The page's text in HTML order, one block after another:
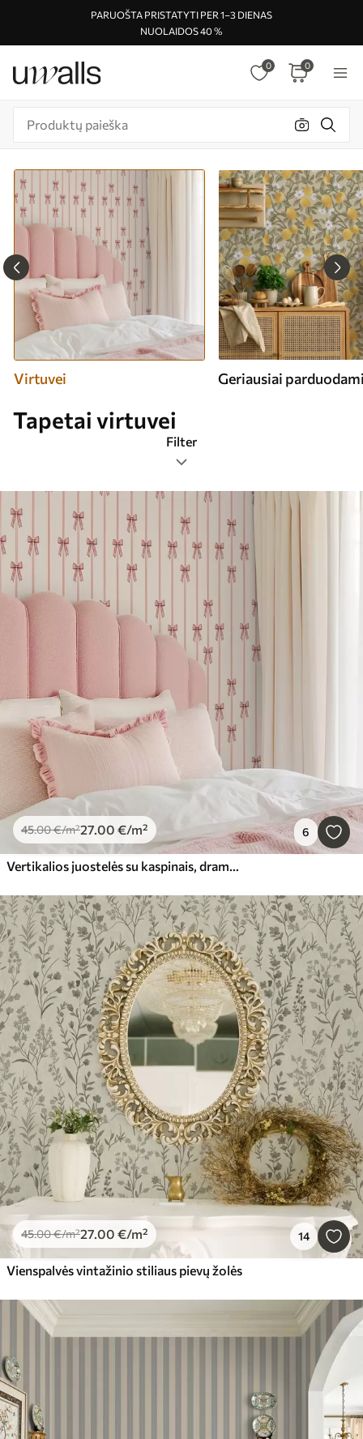
PARUOŠTA PRISTATYTI PER 1–3 DIENAS
NUOLAIDOS 40 %
0 0
Virtuvei Geriausiai
Tapetai virtuvei
Filter
Žymos
Populiariausi
Viską iš naujo nustatyti
45.00€/m²27.00 €/m² 6
Vertikalios juostelės su kaspinais, dramblio kaulo spalvos fonas
45.00€/m²27.00 €/m² 14
Vienspalvės vintažinio stiliaus pievų žolės